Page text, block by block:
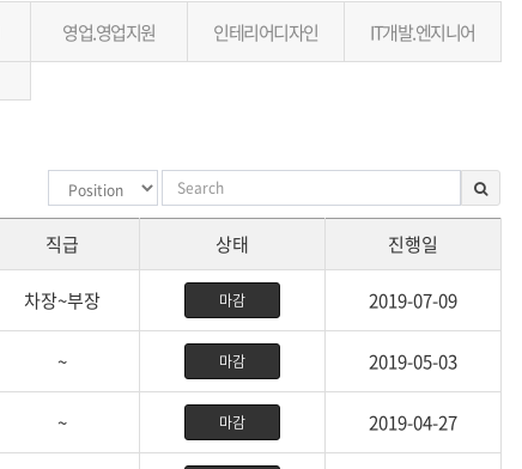
영업.영업지원 인테리어디자인 IT개발.엔지니어
직급 상태 진행일
차장~부장 마감 2019-07-09
~ 마감 2019-05-03
~ 마감 2019-04-27